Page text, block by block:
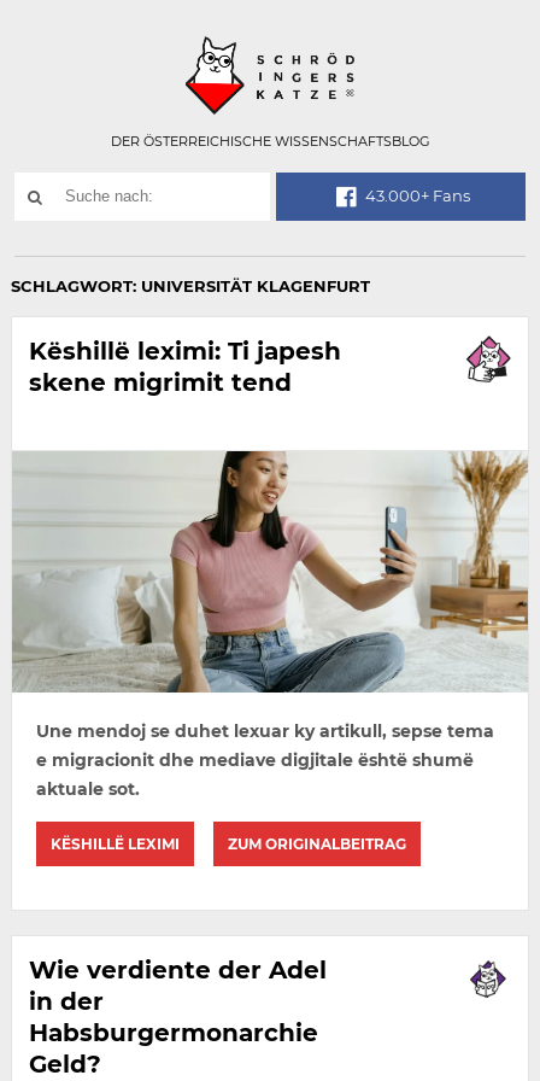
DER ÖSTERREICHISCHE WISSENSCHAFTSBLOG
SUCHE
43.000+ Fans
SCHLAGWORT: UNIVERSITÄT KLAGENFURT
Këshillë leximi: Ti japesh
skene migrimit tend
Une mendoj se duhet lexuar ky artikull, sepse tema
e migracionit dhe mediave digjitale është shumë
aktuale sot.
KËSHILLË LEXIMI ZUM ORIGINALBEITRAG
Wie verdiente der Adel
in der
Habsburgermonarchie
Geld?